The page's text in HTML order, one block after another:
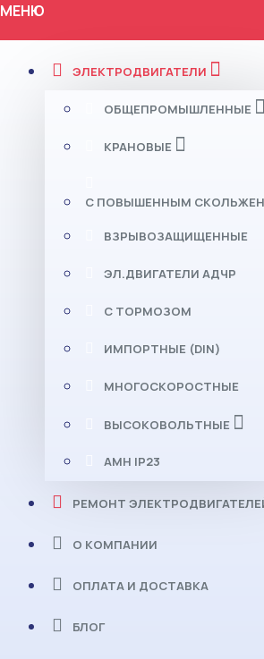
МЕНЮ
ЭЛЕКТРОДВИГАТЕЛИ
ОБЩЕПРОМЫШЛЕННЫЕ
КРАНОВЫЕ
С ПОВЫШЕННЫМ
ВЗРЫВОЗАЩИЩЕННЫЕ
ЭЛ.ДВИГАТЕЛИ АДЧР
С ТОРМОЗОМ
ИМПОРТНЫЕ (DIN)
МНОГОСКОРОСТНЫЕ
ВЫСОКОВОЛЬТНЫЕ
АМН IP23
РЕМОНТ
О КОМПАНИИ
ОПЛАТА И ДОСТАВКА
БЛОГ